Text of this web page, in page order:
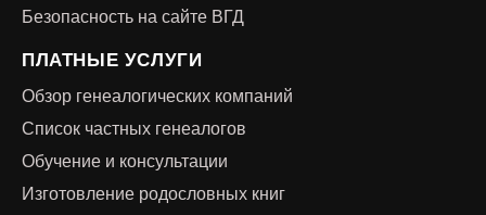
Безопасность на сайте ВГД
ПЛАТНЫЕ УСЛУГИ
Обзор генеалогических компаний
Список частных генеалогов
Обучение и консультации
Изготовление родословных книг